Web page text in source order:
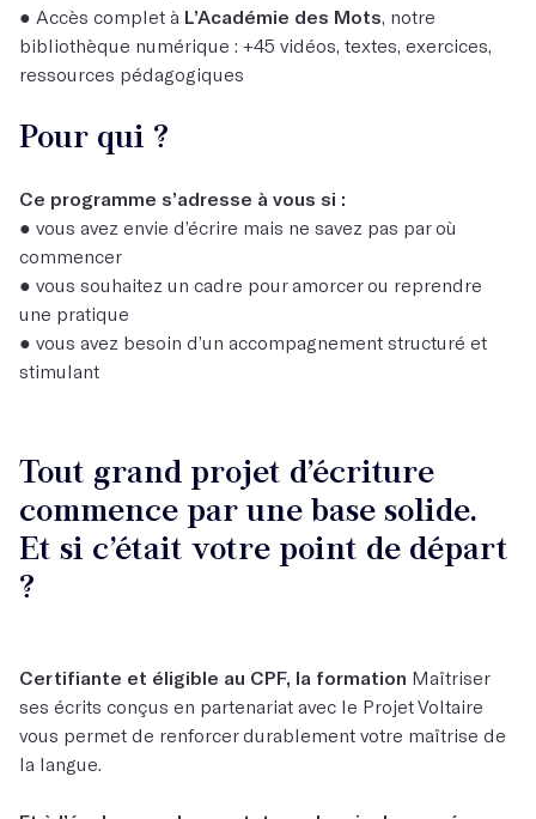
● Accès complet à L’Académie des Mots, notre
bibliothèque numérique : +45 vidéos, textes, exercices,
ressources pédagogiques
Pour qui ?
Ce programme s’adresse à vous si :
● vous avez envie d’écrire mais ne savez pas par où
commencer
● vous souhaitez un cadre pour amorcer ou reprendre
une pratique
● vous avez besoin d’un accompagnement structuré et
stimulant
Tout grand projet d’écriture
commence par une base solide.
Et si c’était votre point de départ
?
Certifiante et éligible au CPF, la formation Maîtriser
ses écrits conçus en partenariat avec le Projet Voltaire
vous permet de renforcer durablement votre maîtrise de
la langue.